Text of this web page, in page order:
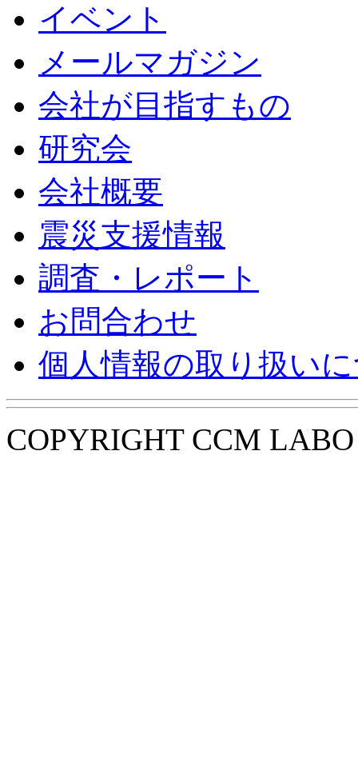
イベント
メールマガジン
会社が目指すもの
研究会
会社概要
震災支援情報
調査・レポート
お問合わせ
個人情報の取り扱い
COPYRIGHT CCM